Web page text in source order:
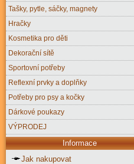
Tašky, pytle, sáčky, magnety
Hračky
Kosmetika pro děti
Dekorační sítě
Sportovní potřeby
Reflexní prvky a doplňky
Potřeby pro psy a kočky
Dárkové poukazy
VÝPRODEJ
Informace
Jak nakupovat